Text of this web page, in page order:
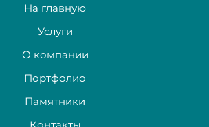
На главную
Услуги
О компании
Портфолио
Памятники